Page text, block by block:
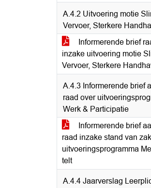
A.4.2 Uitvoering motie
Vervoer, Sterkere
Informerende brief
inzake uitvoering motie
Vervoer, Sterkere
A.4.3 Informerende brief
raad over
Werk & Participatie
Informerende brief
raad inzake stand van
uitvoeringsprogramma
telt
A.4.4 Jaarverslag